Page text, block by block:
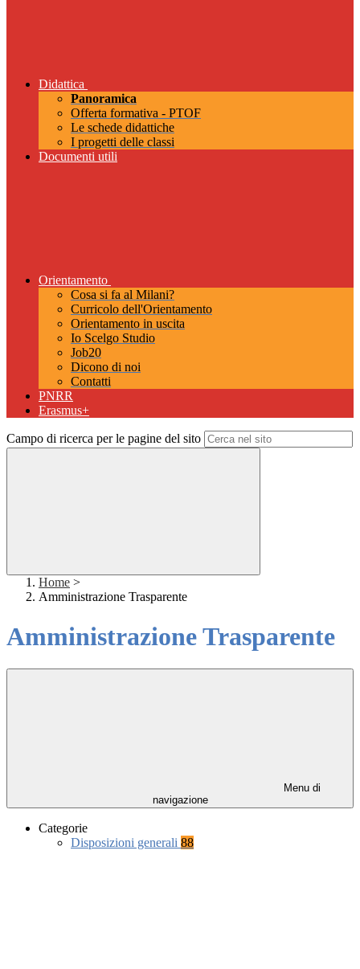
Didattica
Panoramica
Offerta formativa - PTOF
Le schede didattiche
I progetti delle classi
Documenti utili
Orientamento
Cosa si fa al Milani?
Curricolo dell'Orientamento
Orientamento in uscita
Io Scelgo Studio
Job20
Dicono di noi
Contatti
PNRR
Erasmus+
Campo di ricerca per le pagine del sito
Home >
Amministrazione Trasparente
Amministrazione Trasparente
Menu di
navigazione
Categorie
Disposizioni generali 88